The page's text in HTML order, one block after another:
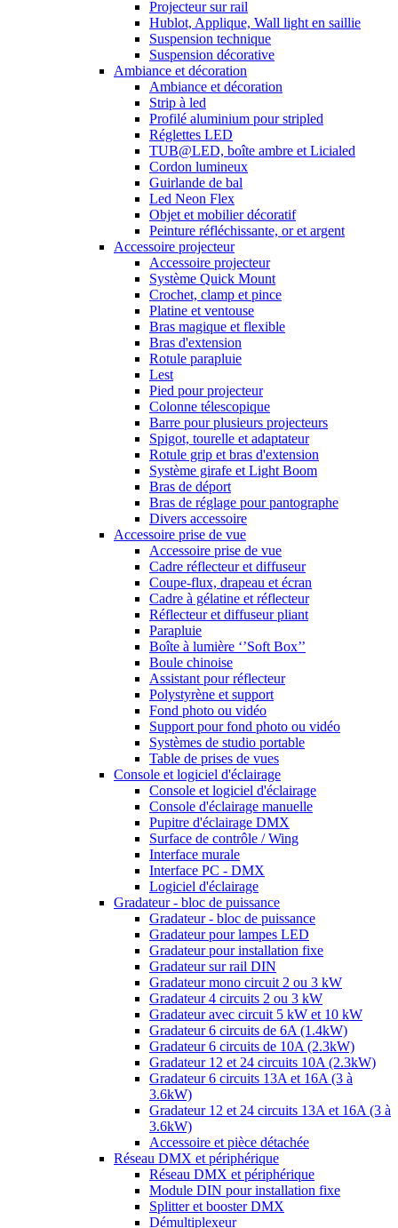
Projecteur sur rail
Hublot, Applique, Wall light en saillie
Suspension technique
Suspension décorative
Ambiance et décoration
Ambiance et décoration
Strip à led
Profilé aluminium pour stripled
Réglettes LED
TUB@LED, boîte ambre et Licialed
Cordon lumineux
Guirlande de bal
Led Neon Flex
Objet et mobilier décoratif
Peinture réfléchissante, or et argent
Accessoire projecteur
Accessoire projecteur
Système Quick Mount
Crochet, clamp et pince
Platine et ventouse
Bras magique et flexible
Bras d'extension
Rotule parapluie
Lest
Pied pour projecteur
Colonne télescopique
Barre pour plusieurs projecteurs
Spigot, tourelle et adaptateur
Rotule grip et bras d'extension
Système girafe et Light Boom
Bras de déport
Bras de réglage pour pantographe
Divers accessoire
Accessoire prise de vue
Accessoire prise de vue
Cadre réflecteur et diffuseur
Coupe-flux, drapeau et écran
Cadre à gélatine et réflecteur
Réflecteur et diffuseur pliant
Parapluie
Boîte à lumière ‘’Soft Box’’
Boule chinoise
Assistant pour réflecteur
Polystyrène et support
Fond photo ou vidéo
Support pour fond photo ou vidéo
Systèmes de studio portable
Table de prises de vues
Console et logiciel d'éclairage
Console et logiciel d'éclairage
Console d'éclairage manuelle
Pupitre d'éclairage DMX
Surface de contrôle / Wing
Interface murale
Interface PC - DMX
Logiciel d'éclairage
Gradateur - bloc de puissance
Gradateur - bloc de puissance
Gradateur pour lampes LED
Gradateur pour installation fixe
Gradateur sur rail DIN
Gradateur mono circuit 2 ou 3 kW
Gradateur 4 circuits 2 ou 3 kW
Gradateur avec circuit 5 kW et 10 kW
Gradateur 6 circuits de 6A (1.4kW)
Gradateur 6 circuits de 10A (2.3kW)
Gradateur 12 et 24 circuits 10A (2.3kW)
Gradateur 6 circuits 13A et 16A (3 à
3.6kW)
Gradateur 12 et 24 circuits 13A et 16A (3 à
3.6kW)
Accessoire et pièce détachée
Réseau DMX et périphérique
Réseau DMX et périphérique
Module DIN pour installation fixe
Splitter et booster DMX
Démultiplexeur